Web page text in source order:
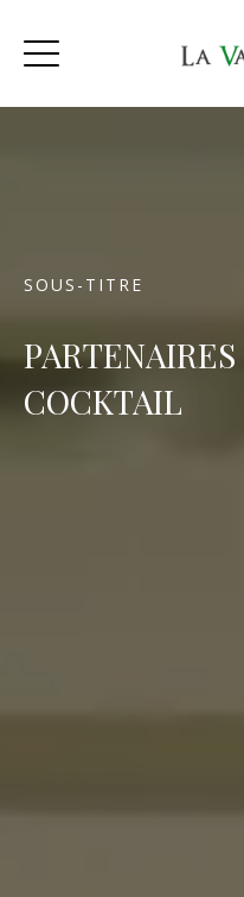
SOUS-TITRE
COCKTAIL